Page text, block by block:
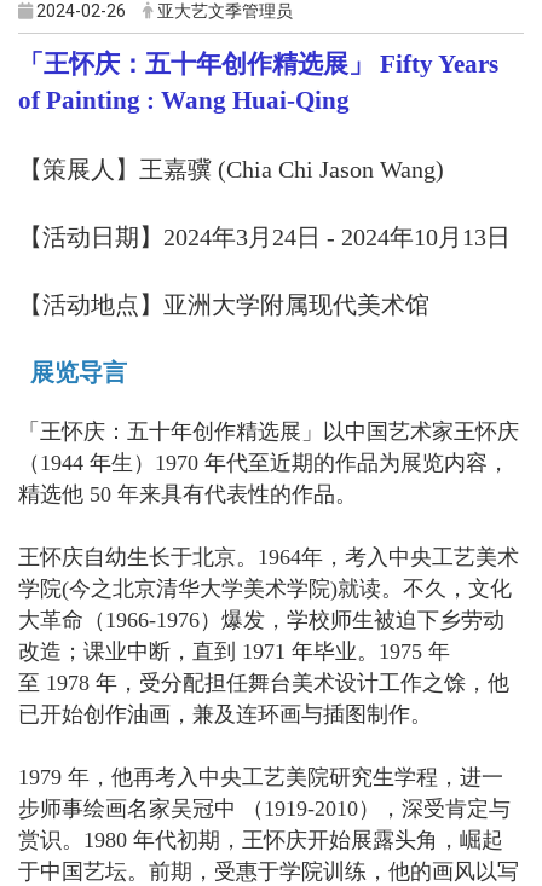
2024-02-26 亚大艺文季管理员
「 王怀庆：五十年创作精选展 」 Fifty Years
of Painting : Wang Huai-Qing
【策展人 】 王嘉骥 (Chia Chi Jason Wang)
【活动日期】2024年3月24日 - 2024年10月13日
【活动地点】亚洲大学附属现代美术馆
展览导言
「王怀庆：五十年创作精选展」以中国艺术家王怀庆
（1944 年生）1970 年代至近期的作品为展览内容，
精选他 50 年来具有代表性的作品。
王怀庆自幼生长于北京。1964年，考入中央工艺美术
学院(今之北京清华大学美术学院)就读。不久，文化
大革命（1966-1976）爆发，学校师生被迫下乡劳动
改造；课业中断，直到 1971 年毕业。1975 年
至 1978 年，受分配担任舞台美术设计工作之馀，他
已开始创作油画，兼及连环画与插图制作。
1979 年，他再考入中央工艺美院研究生学程，进一
步师事绘画名家吴冠中 （1919-2010），深受肯定与
赏识。1980 年代初期，王怀庆开始展露头角，崛起
于中国艺坛。前期，受惠于学院训练，他的画风以写